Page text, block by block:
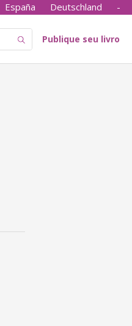
España Deutschland -
Publique seu livro